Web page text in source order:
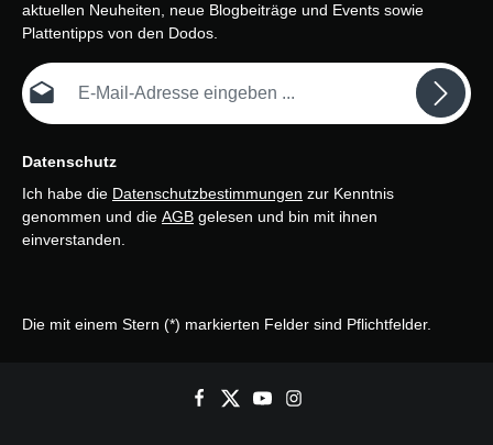
aktuellen Neuheiten, neue Blogbeiträge und Events sowie
Plattentipps von den Dodos.
E-Mail-Adresse*
Datenschutz
Ich habe die Datenschutzbestimmungen zur Kenntnis
genommen und die AGB gelesen und bin mit ihnen
einverstanden.
Die mit einem Stern (*) markierten Felder sind Pflichtfelder.